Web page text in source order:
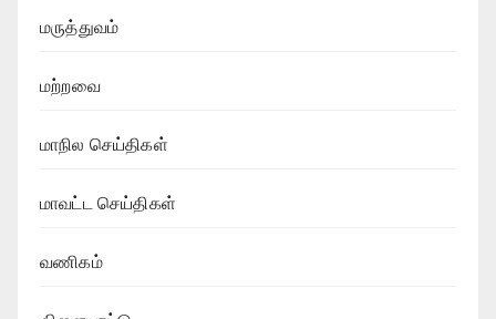
மருத்துவம்
மற்றவை
மாநில செய்திகள்
மாவட்ட செய்திகள்
வணிகம்